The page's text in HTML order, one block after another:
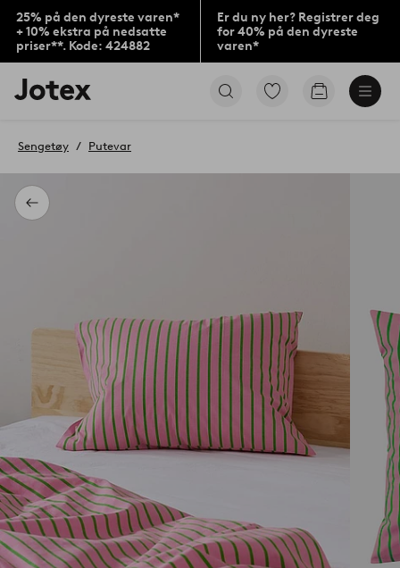
25% på den dyreste varen*
+ 10% ekstra på nedsatte
priser**. Kode: 424882
Er du ny her? Registrer deg
for 40% på den dyreste
varen*
Jotex’
logo
til
Gå
Gå
Tilbake
Sengetøy Putevar